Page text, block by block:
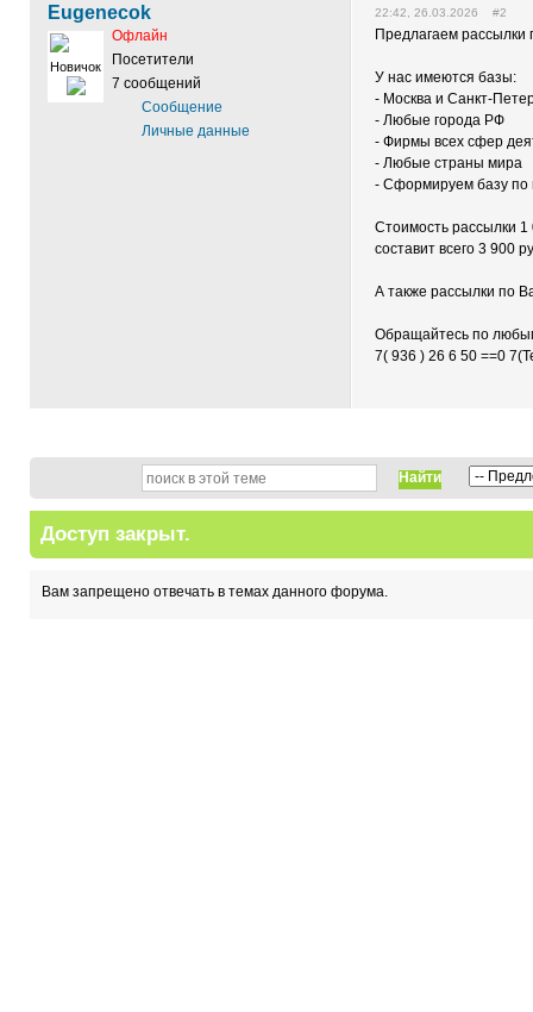
Eugenecok
Новичок
Офлайн
Посетители
7 сообщений
Сообщение
Личные данные
22:42, 26.03.2026 #2
Предлагаем рассылки
У нас имеются базы:
- Москва и Санкт-
- Любые города РФ
- Фирмы всех сфер
- Любые страны мира
- Сформируем базу по
Стоимость рассылки
составит всего 3 900
А также рассылки по
Обращайтесь по
7( 936 ) 26 6 50 ==0
Найти
Доступ закрыт.
Вам запрещено отвечать в темах данного форума.